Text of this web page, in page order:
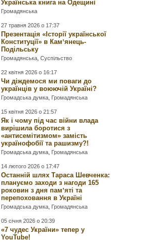
Українська книга на Одещині
Громадянська
27 травня 2026 о 17:37
Презентація «Історії української
Конституції» в Камʼянець-
Подільську
Громадянська ,Суспільство
22 квітня 2026 о 16:17
Чи діждемося ми поваги до
українців у воюючій Україні?
Громадська думка Громадянська
15 квітня 2026 о 21:57
Як і чому під час війни влада
вирішила боротися з
«антисемітизмом» замість
українофобії та рашизму?!
Громадська думка Громадянська
14 лютого 2026 о 17:47
Останній шлях Тараса Шевченка:
плануємо заходи з нагоди 165
роковин з дня памʼяті та
перепоховання в Україні
Громадська думка Громадянська
05 січня 2026 о 20:39
«7 чудес України» тепер у
YouTube!